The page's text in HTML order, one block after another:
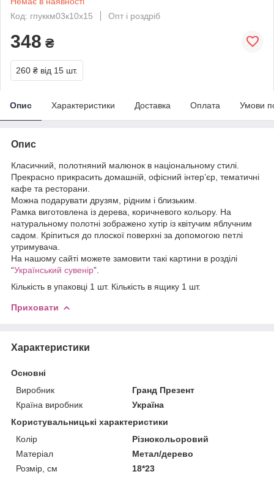
Код: гпуккм03к10х15
Опт і роздріб
348 ₴
260 ₴ від 15 шт.
Опис Характеристики Доставка Оплата Умови
Опис
Класичний, полотняний малюнок в національному стилі.
Прекрасно прикрасить домашній, офісний інтер’єр, тематичні
кафе та ресторани.
Можна подарувати друзям, рідним і близьким.
Рамка виготовлена із дерева, коричневого кольору. На
натуральному полотні зображено хутір із квітучим яблучним
садом. Кріпиться до плоскої поверхні за допомогою петлі
утримувача.
На нашому сайті можете замовити такі картини в розділі
“Український сувенір”.
Кількість в упаковці 1 шт. Кількість в ящику 1 шт.
Приховати
Характеристики
Основні
Виробник
Гранд Презент
Країна виробник
Україна
Користувальницькі характеристики
Колір
Різнокольоровий
Матеріал
Метал/дерево
Розмір, см
18*23